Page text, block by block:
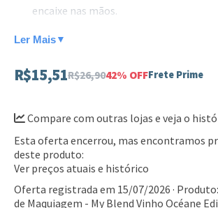
encaixe nas mãos.
Textura macia que não absorve excesso
cremosas ou em pó.
Este produto é ideal para iniciantes e
buscam praticidade na rotina de beleza.
qualidade Océane e adquira a sua esponja
acabamento de salão em casa.
Ler Mais ▼
R$15,51R$26,9042% OFFFrete Prime
Compare com outras lojas e veja o
Esta oferta encerrou, mas encontramos
deste produto:
Ver preços atuais e histórico
Oferta registrada em 15/07/2026 ·
de Maquiagem - My Blend Vinho Océane